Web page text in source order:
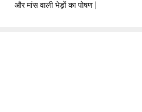
और मांस वाली भेड़ों का पोषण |